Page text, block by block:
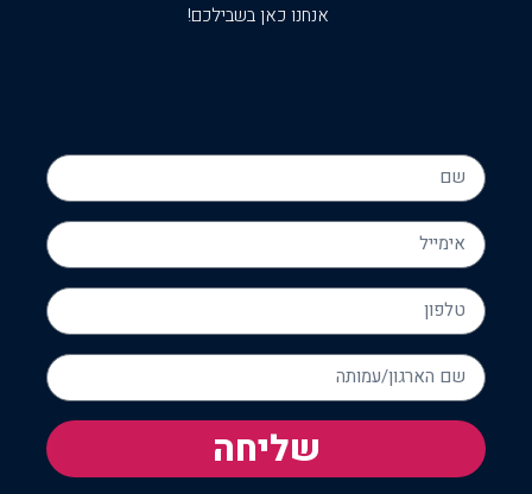
אנחנו כאן בשבילכם!
שליחה